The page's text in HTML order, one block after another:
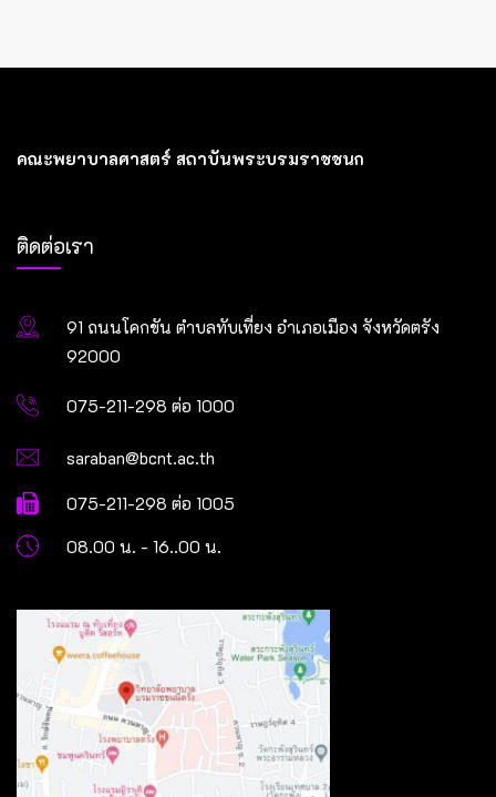
คณะพยาบาลศาสตร์ สถาบันพระบรมราชชนก
ติดต่อเรา
91 ถนนโคกขัน ตำบลทับเที่ยง อำเภอเมือง จังหวัดตรัง
92000
075-211-298 ต่อ 1000
saraban@bcnt.ac.th
075-211-298 ต่อ 1005
08.00 น. - 16..00 น.